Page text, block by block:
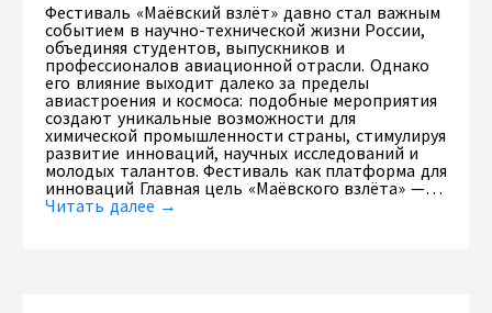
Фестиваль «Маёвский взлёт» давно стал важным
событием в научно-технической жизни России,
объединяя студентов, выпускников и
профессионалов авиационной отрасли. Однако
его влияние выходит далеко за пределы
авиастроения и космоса: подобные мероприятия
создают уникальные возможности для
химической промышленности страны, стимулируя
развитие инноваций, научных исследований и
молодых талантов. Фестиваль как платформа для
инноваций Главная цель «Маёвского взлёта» —…
Читать далее →